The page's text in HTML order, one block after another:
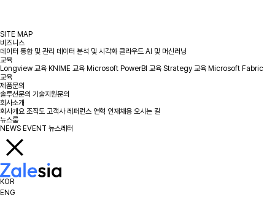
SITE MAP
비즈니스
데이터 통합 및 관리 데이터 분석 및 시각화 클라우드 AI 및 머신러닝
교육
Longview 교육 KNIME 교육 Microsoft PowerBI 교육 Strategy 교육 Microsoft Fabric
교육
제품문의
솔루션문의 기술지원문의
회사소개
회사개요 조직도 고객사 레퍼런스 연혁 인재채용 오시는 길
뉴스룸
NEWS EVENT 뉴스레터
KOR
ENG